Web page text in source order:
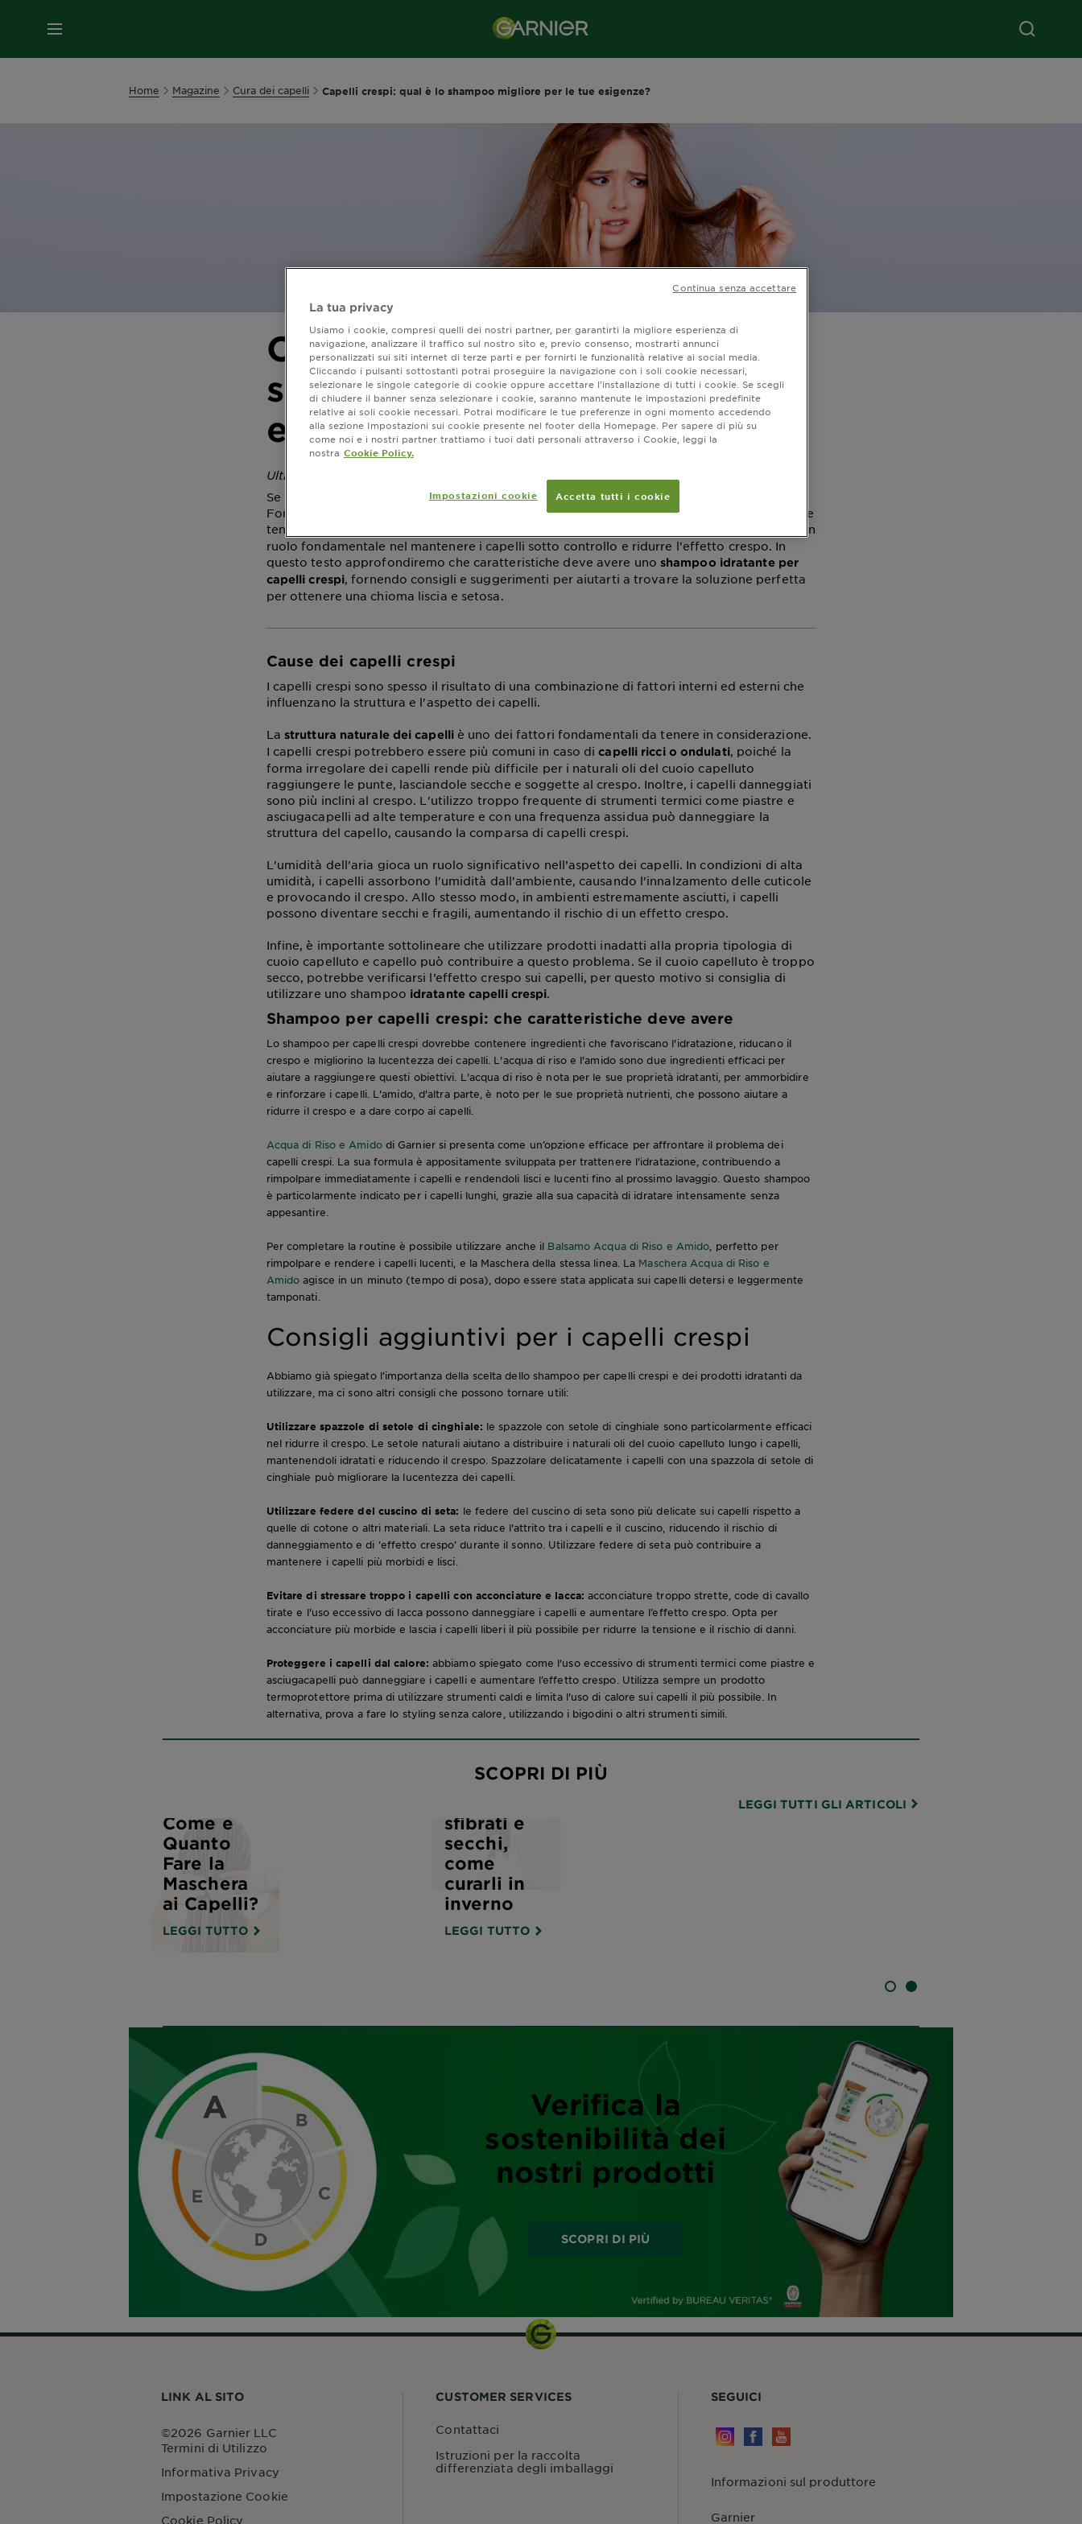
MENU
Home Magazine Cura dei capelli Capelli crespi: qual è lo shampoo migliore per le tue esigenze?
Capelli crespi: qual è lo
shampoo migliore per le tue
esigenze?
Ultimo aggiornamento ottobre 01, 2024
Se hai mai lottato con i capelli crespi, sai quanto possano essere frustranti da gestire.
Fortunatamente, esistono numerosi prodotti sul mercato progettati per aiutare a domare e
tenere sotto controllo l’effetto crespo. Tra questi, gli
giocano un
ruolo fondamentale nel mantenere i capelli sotto controllo e ridurre l'effetto crespo. In
questo testo approfondiremo che caratteristiche deve avere uno shampoo idratante per
capelli crespi, fornendo consigli e suggerimenti per aiutarti a trovare la soluzione perfetta
per ottenere una chioma liscia e setosa.
Cause dei capelli crespi
I capelli crespi sono spesso il risultato di una combinazione di fattori interni ed esterni che
influenzano la struttura e l'aspetto dei capelli.
La struttura naturale dei capelliè uno dei fattori fondamentali da tenere in considerazione.
I capelli crespi potrebbero essere più comuni in caso dicapelli ricci o ondulati, poiché la
forma irregolare dei capelli rende più difficile per i naturali oli del cuoio capelluto
raggiungere le punte, lasciandole secche e soggette al crespo. Inoltre, i capelli danneggiati
sono più inclini al crespo. L'utilizzo troppo frequente di strumenti termici come piastre e
asciugacapelli ad alte temperature e con una frequenza assidua può danneggiare la
struttura del capello, causando la comparsa di capelli crespi.
L'umidità dell'aria gioca un ruolo significativo nell’aspetto dei capelli. In condizioni di alta
umidità, i capelli assorbono l'umidità dall'ambiente, causando l'innalzamento delle cuticole
e provocando il crespo. Allo stesso modo, in ambienti estremamente asciutti, i capelli
possono diventare secchi e fragili, aumentando il rischio di un effetto crespo.
Infine, è importante sottolineare che utilizzare prodotti inadatti alla propria tipologia di
cuoio capelluto e capello può contribuire a questo problema. Se il cuoio capelluto è troppo
secco, potrebbe verificarsi l’effetto crespo sui capelli, per questo motivo si consiglia di
utilizzare uno shampoo idratante capelli crespi.
Shampoo per capelli crespi: che caratteristiche deve avere
Lo shampoo per capelli crespi dovrebbe contenere ingredienti che favoriscano l'idratazione, riducano il
crespo e migliorino la lucentezza dei capelli. L'acqua di riso e l'amido sono due ingredienti efficaci per
aiutare a raggiungere questi obiettivi. L'acqua di riso è nota per le sue proprietà idratanti, per ammorbidire
e rinforzare i capelli. L'amido, d'altra parte, è noto per le sue proprietà nutrienti, che possono aiutare a
ridurre il crespo e a dare corpo ai capelli.
Acqua di Riso e Amidodi Garnier si presenta come un’opzione efficace per affrontare il problema dei
capelli crespi. La sua formula è appositamente sviluppata per trattenere l'idratazione, contribuendo a
rimpolpare immediatamente i capelli e rendendoli lisci e lucenti fino al prossimo lavaggio. Questo shampoo
è particolarmente indicato per i capelli lunghi, grazie alla sua capacità di idratare intensamente senza
appesantire.
Per completare la routine è possibile utilizzare anche il Balsamo Acqua di Riso e Amido , perfetto per
rimpolpare e rendere i capelli lucenti, e la Maschera della stessa linea. La Maschera Acqua di Riso e
Amido agisce in un minuto (tempo di posa), dopo essere stata applicata sui capelli detersi e leggermente
tamponati.
Consigli aggiuntivi per i capelli crespi
Abbiamo già spiegato l’importanza della scelta dello shampoo per capelli crespi e dei prodotti idratanti da
utilizzare, ma ci sono altri consigli che possono tornare utili:
Utilizzare spazzole di setole di cinghiale: le spazzole con setole di cinghiale sono particolarmente efficaci
nel ridurre il crespo. Le setole naturali aiutano a distribuire i naturali oli del cuoio capelluto lungo i capelli,
mantenendoli idratati e riducendo il crespo. Spazzolare delicatamente i capelli con una spazzola di setole di
cinghiale può migliorare la lucentezza dei capelli.
Utilizzare federe del cuscino di seta: le federe del cuscino di seta sono più delicate sui capelli rispetto a
quelle di cotone o altri materiali. La seta riduce l'attrito tra i capelli e il cuscino, riducendo il rischio di
danneggiamento e di ‘effetto crespo’ durante il sonno. Utilizzare federe di seta può contribuire a
mantenere i capelli più morbidi e lisci.
Evitare di stressare troppo i capelli con acconciature e lacca: acconciature troppo strette, code di cavallo
tirate e l'uso eccessivo di lacca possono danneggiare i capelli e aumentare l’effetto crespo. Opta per
acconciature più morbide e lascia i capelli liberi il più possibile per ridurre la tensione e il rischio di danni.
Proteggere i capelli dal calore: abbiamo spiegato come l'uso eccessivo di strumenti termici come piastre e
asciugacapelli può danneggiare i capelli e aumentare l’effetto crespo. Utilizza sempre un prodotto
termoprotettore prima di utilizzare strumenti caldi e limita l'uso di calore sui capelli il più possibile. In
alternativa, prova a fare lo styling senza calore, utilizzando i bigodini o altri strumenti simili.
SCOPRI DI PIÙ
LEGGI TUTTI GLI ARTICOLI
Come e
Quanto
Fare la
Maschera
ai Capelli?
LEGGI TUTTO
sfibrati e
secchi,
come
curarli in
inverno
LEGGI TUTTO
SLIDE 1SLIDE 2
Verifica la
sostenibilità dei
nostri prodotti
SCOPRI DI PIÙ
LINK AL SITO
Termini di Utilizzo
Informativa Privacy
Impostazione Cookie
Cookie Policy
©2026 Garnier LLC
CUSTOMER SERVICES
Contattaci
Istruzioni per la raccolta
differenziata degli imballaggi
SEGUICI
Informazioni sul produttore
Garnier
La tua privacy
Usiamo i cookie, compresi quelli dei nostri partner, per garantirti la migliore esperienza di
navigazione, analizzare il traffico sul nostro sito e, previo consenso, mostrarti annunci
personalizzati sui siti internet di terze parti e per fornirti le funzionalità relative ai social media.
Cliccando i pulsanti sottostanti potrai proseguire la navigazione con i soli cookie necessari,
selezionare le singole categorie di cookie oppure accettare l’installazione di tutti i cookie. Se scegli
di chiudere il banner senza selezionare i cookie, saranno mantenute le impostazioni predefinite
relative ai soli cookie necessari. Potrai modificare le tue preferenze in ogni momento accedendo
alla sezione Impostazioni sui cookie presente nel footer della Homepage. Per sapere di più su
come noi e i nostri partner trattiamo i tuoi dati personali attraverso i Cookie, leggi la
nostra Cookie Policy.
Impostazioni cookie Accetta tutti i cookie
Continua senza accettare